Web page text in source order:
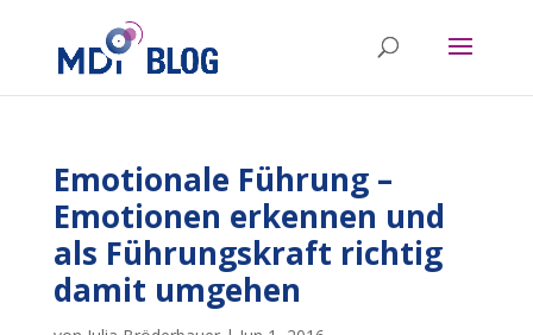
Emotionale Führung –
Emotionen erkennen und
als Führungskraft richtig
damit umgehen